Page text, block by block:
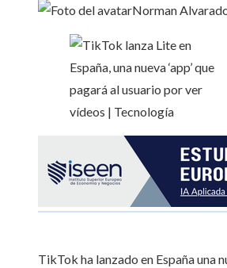
Norman
TikTok ha lanzado en España una